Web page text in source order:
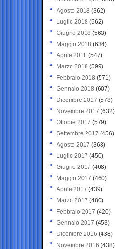
Agosto 2018 (362)
Luglio 2018 (562)
Giugno 2018 (563)
Maggio 2018 (634)
Aprile 2018 (547)
Marzo 2018 (599)
Febbraio 2018 (571)
Gennaio 2018 (607)
Dicembre 2017 (578)
Novembre 2017 (632)
Ottobre 2017 (579)
Settembre 2017 (456)
Agosto 2017 (368)
Luglio 2017 (450)
Giugno 2017 (468)
Maggio 2017 (460)
Aprile 2017 (439)
Marzo 2017 (480)
Febbraio 2017 (420)
Gennaio 2017 (453)
Dicembre 2016 (438)
Novembre 2016 (438)